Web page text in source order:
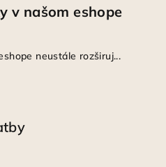
v našom eshope
neustále rozširuj...